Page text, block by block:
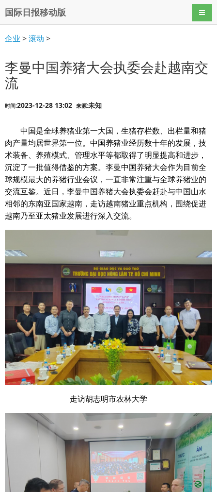
国际日报移动版 导航
企业 >滚动 >
李曼中国养猪大会执委会赴越南交
流
时间:2023-12-28 13:02 来源:未知
中国是全球养猪业第一大国，生猪存栏数、出栏量和猪
肉产量均居世界第一位。中国养猪业经历数十年的发展，技
术装备、养殖模式、管理水平等都取得了明显提高和进步，
沉淀了一批值得借鉴的方案。李曼中国养猪大会作为目前全
球规模最大的养猪行业会议，一直非常注重与全球养猪业的
交流互鉴。近日，李曼中国养猪大会执委会赶赴与中国山水
相邻的东南亚国家越南，走访越南猪业重点机构，围绕促进
越南乃至亚太猪业发展进行深入交流。
走访胡志明市农林大学